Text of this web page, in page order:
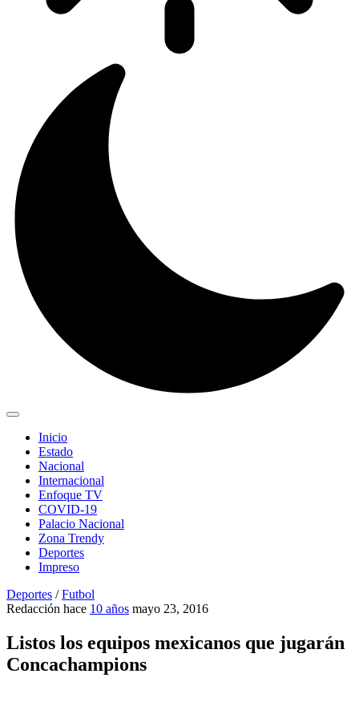
Inicio
Estado
Nacional
Internacional
Enfoque TV
COVID-19
Palacio Nacional
Zona Trendy
Deportes
Impreso
Deportes /Futbol
Redacción hace 10 años mayo 23, 2016
Listos los equipos mexicanos que jugarán
Concachampions